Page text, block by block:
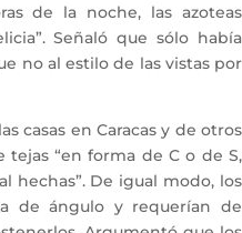
de la noche, las azoteas
Señaló que sólo había
no al estilo de las vistas por
casas en Caracas y de otros
tejas “en forma de C o de S,
hechas”. De igual modo, los
de ángulo y requerían de